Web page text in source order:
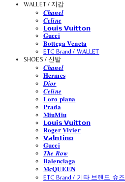
WALLET / 지갑
𝑪𝒉𝒂𝒏𝒆𝒍
𝑪𝒆𝒍𝒊𝒏𝒆
𝗟𝗼𝘂𝗶𝘀 𝗩𝘂𝗶𝘁𝘁𝗼𝗻
𝐆𝐮𝐜𝐜𝐢
𝐁𝐨𝐭𝐭𝐞𝐠𝐚 𝐕𝐞𝐧𝐞𝐭𝐚
ETC Brand / WALLET
SHOES / 신발
𝑪𝒉𝒂𝒏𝒆𝒍
𝐇𝐞𝐫𝐦𝐞𝐬
𝑫𝒊𝒐𝒓
𝑪𝒆𝒍𝒊𝒏𝒆
𝐋𝐨𝐫𝐨 𝐩𝐢𝐚𝐧𝐚
𝐏𝐫𝐚𝐝𝐚
𝐌𝐢𝐮𝐌𝐢𝐮
𝗟𝗼𝘂𝗶𝘀 𝗩𝘂𝗶𝘁𝘁𝗼𝗻
𝐑𝐨𝐠𝐞𝐫 𝐕𝐢𝐯𝐢𝐞𝐫
𝗩𝗮𝗹𝗻𝘁𝗶𝗻𝗼
𝐆𝐮𝐜𝐜𝐢
𝑻𝒉𝒆 𝑹𝒐𝒘
𝐁𝐚𝐥𝐞𝐧𝐜𝐢𝐚𝐠𝐚
𝐌𝐜𝐐𝐔𝐄𝐄𝐍
ETC Brand / 기타 브랜드 슈즈